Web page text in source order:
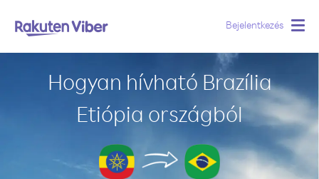
Bejelentkezés
Hogyan hívható Brazília
Etiópia országból